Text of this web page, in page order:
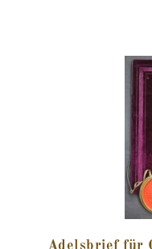
Adelsbrief für